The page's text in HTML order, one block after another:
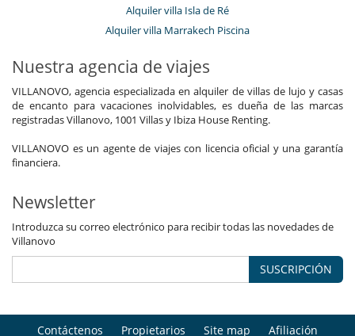
Alquiler villa Isla de Ré
Alquiler villa Marrakech Piscina
Nuestra agencia de viajes
VILLANOVO, agencia especializada en alquiler de villas de lujo y casas
de encanto para vacaciones inolvidables, es dueña de las marcas
registradas Villanovo, 1001 Villas y Ibiza House Renting.
VILLANOVO es un agente de viajes con licencia oficial y una garantía
financiera.
Newsletter
Introduzca su correo electrónico para recibir todas las novedades de
Villanovo
SUSCRIPCIÓN
Contáctenos Propietarios Site map Afiliación